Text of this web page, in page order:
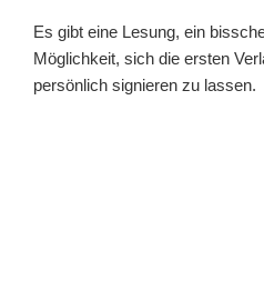
Es gibt eine Lesung, ein
Möglichkeit, sich die ersten
persönlich signieren zu lassen.